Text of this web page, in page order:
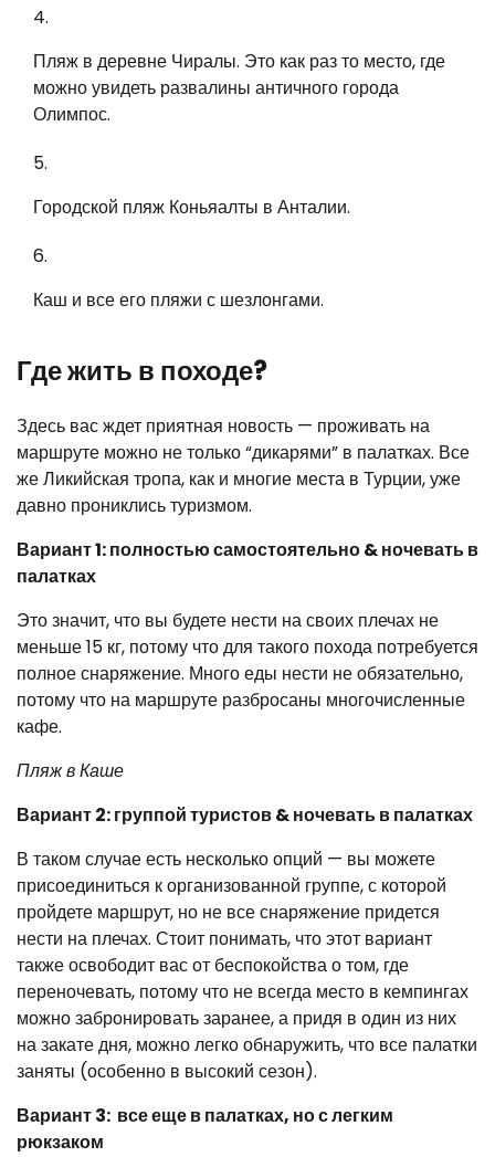
Пляж в деревне Чиралы. Это как раз то место, где
можно увидеть развалины античного города
Олимпос.
Городской пляж Коньяалты в Анталии.
Каш и все его пляжи с шезлонгами.
Где жить в походе?
Здесь вас ждет приятная новость — проживать на
маршруте можно не только “дикарями” в палатках. Все
же Ликийская тропа, как и многие места в Турции, уже
давно прониклись туризмом.
Вариант 1: полностью самостоятельно & ночевать в
палатках
Это значит, что вы будете нести на своих плечах не
меньше 15 кг, потому что для такого похода потребуется
полное снаряжение. Много еды нести не обязательно,
потому что на маршруте разбросаны многочисленные
кафе.
Пляж в Каше
Вариант 2: группой туристов & ночевать в палатках
В таком случае есть несколько опций — вы можете
присоединиться к организованной группе, с которой
пройдете маршрут, но не все снаряжение придется
нести на плечах. Стоит понимать, что этот вариант
также освободит вас от беспокойства о том, где
переночевать, потому что не всегда место в кемпингах
можно забронировать заранее, а придя в один из них
на закате дня, можно легко обнаружить, что все палатки
заняты (особенно в высокий сезон).
Вариант 3: все еще в палатках, но с легким
рюкзаком